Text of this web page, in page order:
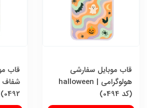
قاب موبایل سفارشی
هولوگرامی | halloween
(کد 0494)
قاب
0492)